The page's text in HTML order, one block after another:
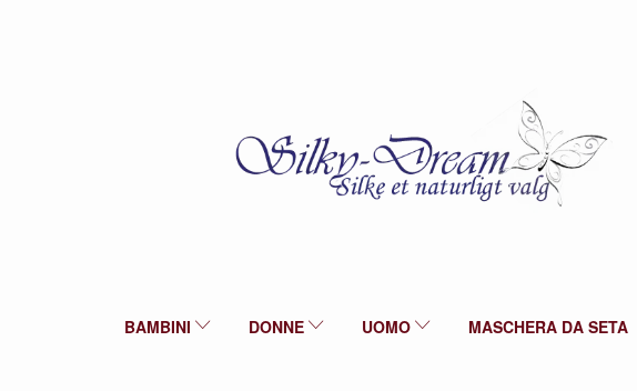
BAMBINI DONNE UOMO MASCHERA DA SETA